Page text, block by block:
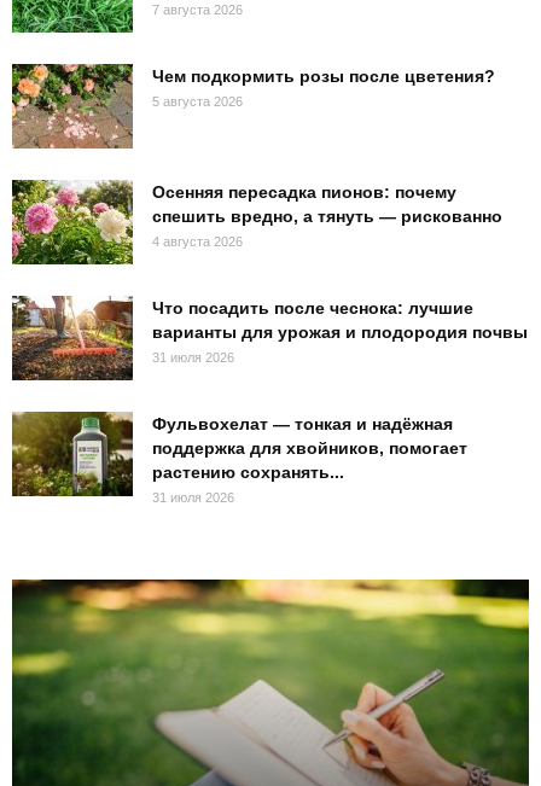
7 августа 2026
Чем подкормить розы после цветения?
5 августа 2026
Осенняя пересадка пионов: почему
спешить вредно, а тянуть — рискованно
4 августа 2026
Что посадить после чеснока: лучшие
варианты для урожая и плодородия почвы
31 июля 2026
Фульвохелат — тонкая и надёжная
поддержка для хвойников, помогает
растению сохранять...
31 июля 2026